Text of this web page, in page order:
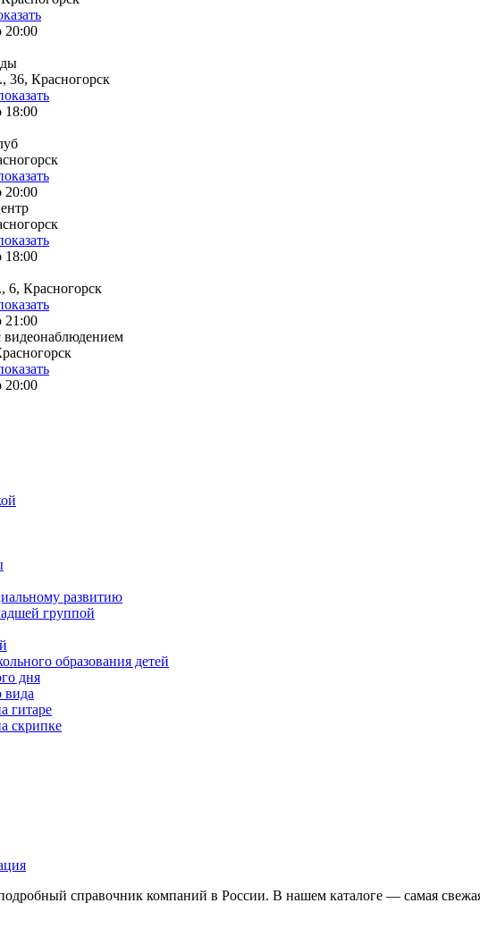
20:00
36, Красногорск
18:00
20:00
18:00
6, Красногорск
21:00
видеонаблюдением
20:00
развитию
группой
образования детей
дня
вида
гитаре
скрипке
справочник компаний в России. В нашем каталоге — самая